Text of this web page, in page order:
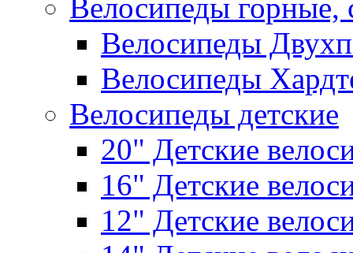
Велосипеды горные,
Велосипеды
Велосипеды
Велосипеды детские
20" Детские
16" Детские
12" Детские